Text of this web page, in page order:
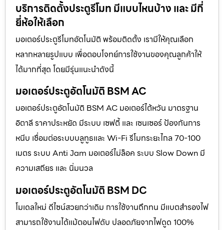
บริการติดตั้งประตูรีโมท มีแบบไหนบ้าง และ มีกี่
ยี่ห้อให้เลือก
มอเตอร์ประตูรีโมทอัตโนมัติ พร้อมติดตั้ง เรามีให้คุณเลือก
หลากหลายรูปแบบ เพื่อตอบโจทย์การใช้งานของคุณลูกค้าให้
ได้มากที่สุด โดยมีรุ่นแนะนำดังนี้
มอเตอร์ประตูอัตโนมัติ BSM AC
มอเตอร์ประตูอัตโนมัติ BSM AC มอเตอร์ไต้หวัน มาตรฐาน
อิตาลี ราคาประหยัด มีระบบ เซฟตี้ และ เซนเซอร์ ป้องกันการ
หนีบ เชื่อมต่อระบบบลูทูธและ Wi-Fi รีโมทระยะไกล 70-100
เมตร ระบบ Anti Jam มอเตอร์ไม่ล็อค ระบบ Slow Down มี
ความเสถียร และ นิ่มนวล
มอเตอร์ประตูอัตโนมัติ BSM DC
โมเดลใหม่ ดีไซน์สวยกว่าเดิม การใช้งานถึกทน มีแบตสำรองไฟ
สามารถใช้งานได้แม้ตอนไฟดับ ปลอดภัยจากไฟดูด 100%